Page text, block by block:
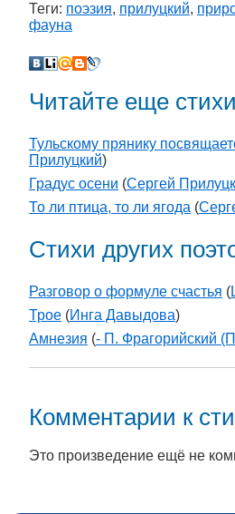
Теги: поэзия, прилуцкий,
фауна
Читайте еще стихи
Тульскому прянику
Прилуцкий)
Градус осени (Сергей
То ли птица, то ли ягода (
Стихи других
Разговор о формуле счастья (
Трое (Инга Давыдова)
Амнезия (- П. Фрагорийский
Комментарии к
Это произведение ещё не